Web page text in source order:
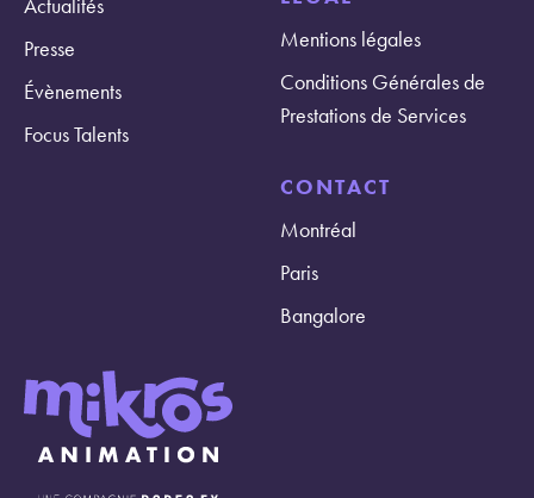
Actualités
Presse
Évènements
Focus Talents
Mentions légales
Conditions Générales de
Prestations de Services
CONTACT
Montréal
Paris
Bangalore